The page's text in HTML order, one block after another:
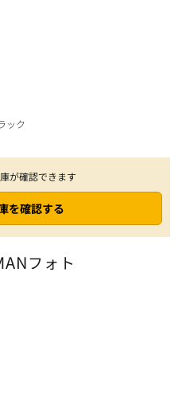
ック
が確認できます
を確認する
フォト